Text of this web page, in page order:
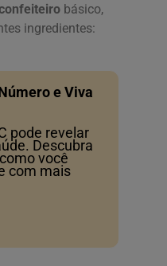
básico,
ingredientes:
e Viva
pode revelar
Descubra
você
com mais